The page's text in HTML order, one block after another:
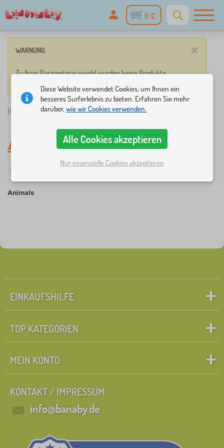
0 €
×
WARNUNG
Zu Ihrer Parameterauswahl wurden keine Produkte
Banaby.de » Animals
Animals
Filter Märchenfiguren
FILTERN
Animals
EINKAUFSHILFE
TOP KATEGORIEN
MEIN KONTO
KONTAKT / IMPRESSUM
info@banaby.de
Diese Website verwendet Cookies, um Ihnen ein
besseres Surferlebnis zu bieten. Erfahren Sie mehr
darüber,wie wir Cookies verwenden.
Alle Cookies akzeptieren
Nur essenzielle Cookies akzeptieren